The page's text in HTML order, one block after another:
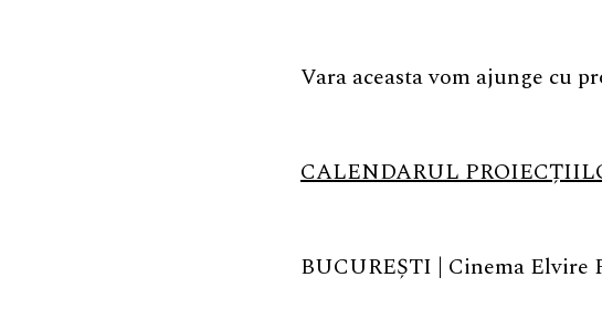
Vara aceasta vom ajunge cu
CALENDARUL PROIEC
BUCUREȘTI | Cinema Elvire